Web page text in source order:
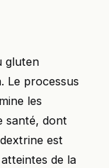
gluten
Le processus
les
santé, dont
est
de la